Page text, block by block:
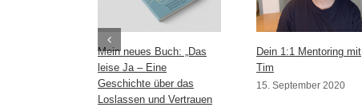
Mein neues Buch: „Das
leise Ja – Eine
Geschichte über das
Loslassen und Vertrauen
Dein 1:1 Mentoring mit
Tim
15. September 2020